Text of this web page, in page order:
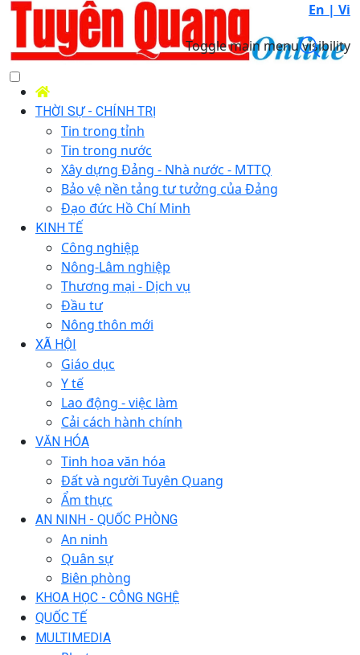
En | Vi
Toggle main menu visibility
THỜI SỰ - CHÍNH TRỊ
Tin trong tỉnh
Tin trong nước
Xây dựng Đảng - Nhà nước - MTTQ
Bảo vệ nền tảng tư tưởng của Đảng
Đạo đức Hồ Chí Minh
KINH TẾ
Công nghiệp
Nông-Lâm nghiệp
Thương mại - Dịch vụ
Đầu tư
Nông thôn mới
XÃ HỘI
Giáo dục
Y tế
Lao động - việc làm
Cải cách hành chính
VĂN HÓA
Tinh hoa văn hóa
Đất và người Tuyên Quang
Ẩm thực
AN NINH - QUỐC PHÒNG
An ninh
Quân sự
Biên phòng
KHOA HỌC - CÔNG NGHỆ
QUỐC TẾ
MULTIMEDIA